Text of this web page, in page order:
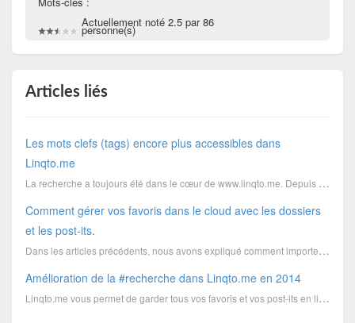
Actuellement noté 2.5 par 86
personne(s)
Articles liés
Les mots clefs (tags) encore plus accessibles dans
Linqto.me
La recherche a toujours été dans le cœur de www.linqto.me. Depuis la première version du site, le sy...
Comment gérer vos favoris dans le cloud avec les dossiers
et les post-its.
Dans les articles précédents, nous avons expliqué comment importer vos favoris dans le Cloud et c...
Amélioration de la #recherche dans Linqto.me en 2014
Linqto.me vous permet de garder tous vos favoris et vos post-its en ligne, et de les rendre accessib...